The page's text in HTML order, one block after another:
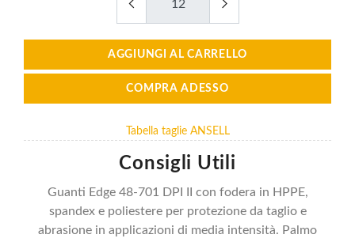
AGGIUNGI AL CARRELLO
COMPRA ADESSO
Tabella taglie ANSELL
Consigli Utili
Guanti Edge 48-701 DPI II con fodera in HPPE,
spandex e poliestere per protezione da taglio e
abrasione in applicazioni di media intensità. Palmo